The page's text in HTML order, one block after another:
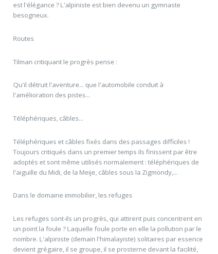
est l'élégance ? L'alpiniste est bien devenu un gymnaste
besogneux.
Routes
Tilman critiquant le progrès pense :
Qu'il détruit l'aventure... que l'automobile conduit à
l'amélioration des pistes...
Téléphériques, câbles...
Téléphériques et câbles fixés dans des passages difficiles !
Toujours critiqués dans un premier temps ils finissent par être
adoptés et sont même utilisés normalement : téléphériques de
l'aiguille du Midi, de la Meije, câbles sous la Zigmondy,...
Dans le domaine immobilier, les refuges
Les refuges sont-ils un progrès, qui attirent puis concentrent en
un point la foule ? Laquelle foule porte en elle la pollution par le
nombre. L'alpiniste (demain l'himalayiste) solitaires par essence
devient grégaire, il se groupe, il se prosterne devant la facilité,